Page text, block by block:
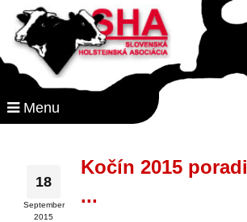
Menu
18
September
2015
Kočín 2015
...